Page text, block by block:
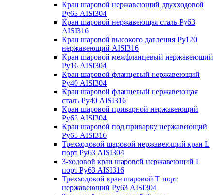
Кран шаровой нержавеющий двухходовой
Ру63 AISI304
Кран шаровой нержавеющая сталь Ру63
AISI316
Кран шаровой высокого давления Ру120
нержавеющий AISI316
Кран шаровой межфланцевый нержавеющий
Ру16 AISI304
Кран шаровой фланцевый нержавеющий
Ру40 AISI304
Кран шаровой фланцевый нержавеющая
сталь Ру40 AISI316
Кран шаровой приварной нержавеющий
Ру63 AISI304
Кран шаровой под приварку нержавеющий
Ру63 AISI316
Трехходовой шаровой нержавеющий кран L
порт Ру63 AISI304
3-ходовой кран шаровой нержавеющий L
порт Ру63 AISI316
Трехходовой кран шаровой Т-порт
нержавеющий Ру63 AISI304